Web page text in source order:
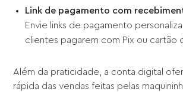
Link de pagamento com
Envie links de pagamento
clientes pagarem com Pix ou cartão
Além da praticidade, a conta digital
rápida das vendas feitas pelas